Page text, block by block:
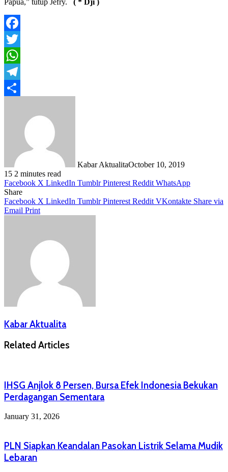
Facebook
Twitter
WhatsApp
Telegram
Kabar AktualitaOctober 10, 2019
15 2 minutes read
Facebook X LinkedIn Tumblr Pinterest Reddit WhatsApp
Share
Facebook X LinkedIn Tumblr Pinterest Reddit VKontakte Share via
Email Print
Kabar Aktualita
Related Articles
IHSG Anjlok 8 Persen, Bursa Efek Indonesia Bekukan
Perdagangan Sementara
January 31, 2026
PLN Siapkan Keandalan Pasokan Listrik Selama Mudik
Lebaran